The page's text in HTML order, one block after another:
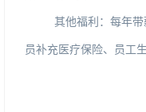
其他福利：每年
员补充医疗保险、员工